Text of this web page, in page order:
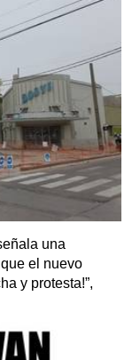
una
el nuevo
y protesta!”,